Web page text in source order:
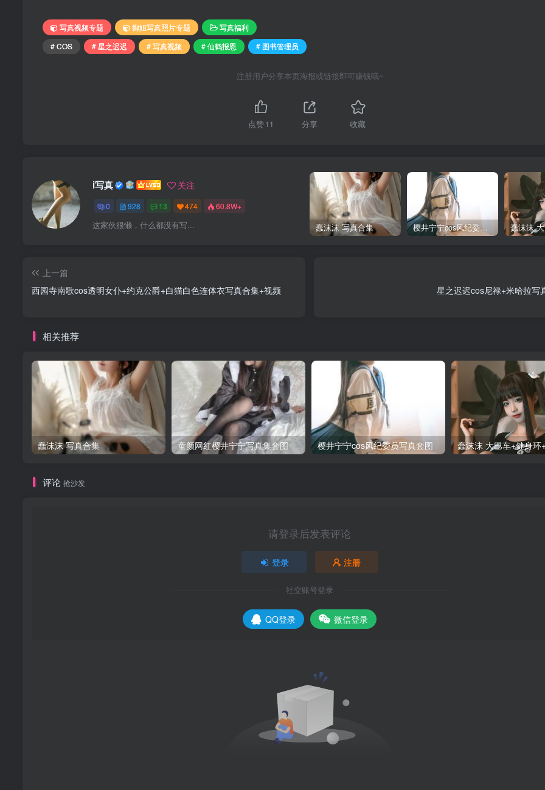
写真视频专题 御姐写真照片专题
写真福利
# COS
# 星之迟迟 # 写真视频 # 仙鹤报恩 # 图书管理员
注册用户分享本页海报或链接即可赚钱哦~
点赞11 分享 收藏
i写真 关注
0 928 13 474 60.8W+
这家伙很懒，什么都没有写... 蠢沫沫 写真合集 樱井宁宁cos风纪委员写真套图
上一篇
西园寺南歌cos透明女仆+约克公爵+白猫白色连体衣写真合集+视频
星之迟迟cos尼禄+米哈拉写
相关推荐
蠢沫沫 写真合集 童颜网红樱井宁宁写真集套图 樱井宁宁cos风纪委员写真套图
评论 抢沙发
请登录后发表评论
登录 注册
社交账号登录
QQ登录 微信登录